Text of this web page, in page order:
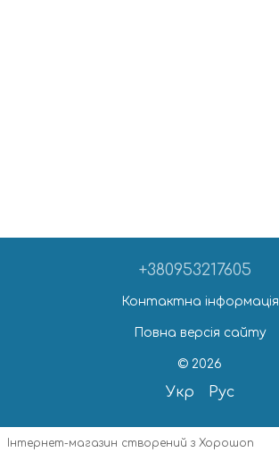
+380953217605
Контактна інформація
Повна версія сайту
© 2026
Укр Рус
Інтернет-магазин створений з Хорошоп